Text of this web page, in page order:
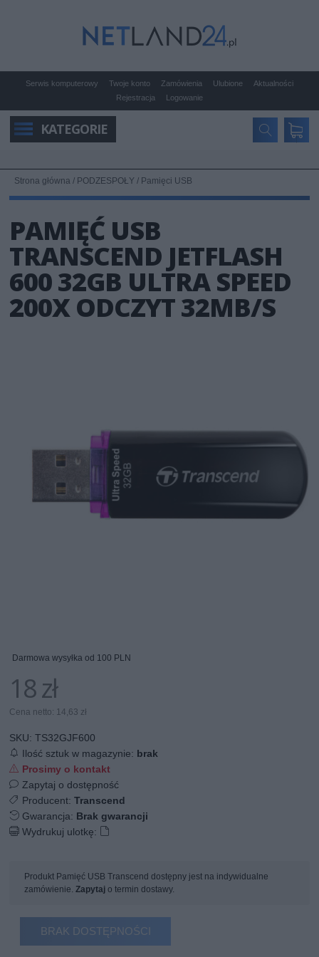
Serwis komputerowy Twoje konto Zamówienia Ulubione
Aktualności
Rejestracja
Logowanie
KATEGORIE
Strona główna / PODZESPOŁY / Pamięci USB
PAMIĘĆ USB
TRANSCEND JETFLASH
600 32GB ULTRA SPEED
200X ODCZYT 32MB/S
Darmowa wysyłka od 100 PLN
18 zł
Cena netto: 14,63 zł
SKU:TS32GJF600
Ilość sztuk w magazynie: brak
Prosimy o kontakt
Zapytaj o dostępność
Producent:Transcend
Gwarancja: Brak gwarancji
Wydrukuj ulotkę:
Produkt Pamięć USB Transcend dostępny jest na indywidualne
zamówienie.Zapytaj o termin dostawy.
BRAK DOSTĘPNOŚCI